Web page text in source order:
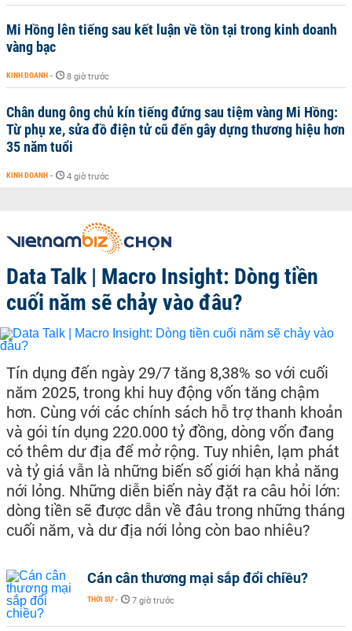
Mi Hồng lên tiếng sau kết luận về tồn tại trong kinh doanh
vàng bạc
KINH DOANH - 8 giờ trước
Chân dung ông chủ kín tiếng đứng sau tiệm vàng Mi Hồng:
Từ phụ xe, sửa đồ điện tử cũ đến gây dựng thương hiệu hơn
35 năm tuổi
KINH DOANH - 4 giờ trước
Data Talk | Macro Insight: Dòng tiền
cuối năm sẽ chảy vào đâu?
Tín dụng đến ngày 29/7 tăng 8,38% so với cuối
năm 2025, trong khi huy động vốn tăng chậm
hơn. Cùng với các chính sách hỗ trợ thanh khoản
và gói tín dụng 220.000 tỷ đồng, dòng vốn đang
có thêm dư địa để mở rộng. Tuy nhiên, lạm phát
và tỷ giá vẫn là những biến số giới hạn khả năng
nới lỏng. Những diễn biến này đặt ra câu hỏi lớn:
dòng tiền sẽ được dẫn về đâu trong những tháng
cuối năm, và dư địa nới lỏng còn bao nhiêu?
Cán cân thương mại sắp đổi chiều?
THỜI SỰ - 7 giờ trước